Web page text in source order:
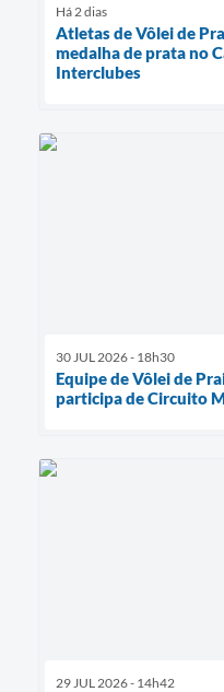
Há 2 dias
Atletas de Vôlei de
medalha de prata no
Interclubes
30 JUL 2026 - 18h30
Equipe de Vôlei de
participa de Circuito
29 JUL 2026 - 14h42